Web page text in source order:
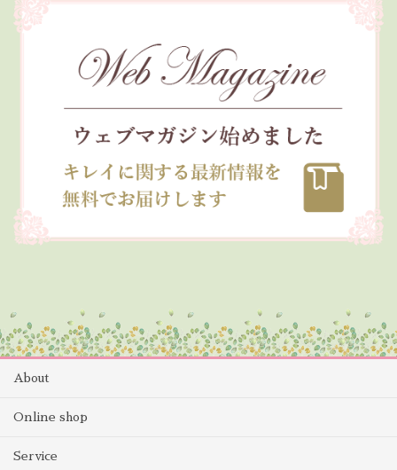
About
Online shop
Service